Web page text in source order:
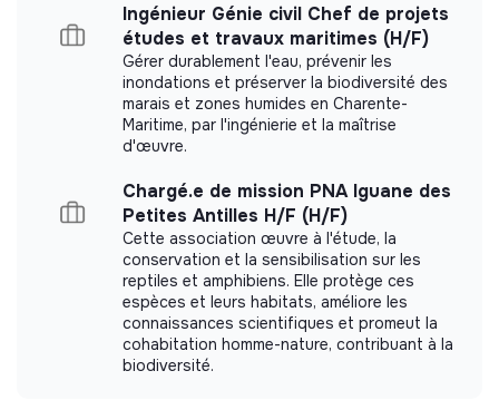
ainsi sa volonté de prohiber toute forme de
discrimination et s’engage auprès de ses salariés sur
des thèmes aussi divers que l’égalité femmes/hommes,
l’emploi des seniors, le handicap, l'orientation sexuelle, le
De même, engagée sur les sujets sociétaux, la Croix-
Rouge française inscrit dans sa stratégie deux
engagements ambitieux en faveur de l’environnement.
Avec pour double objectif de sensibiliser et outiller
100% de ses volontaires aux conséquences du
changement climatique et de réduire de moitié son
empreinte carbone à l’horizon 2030.
Date de prise de poste souhaitée
Ingénieur Génie civil Chef de projets
études et travaux maritimes (H/F)
Gérer durablement l'eau, prévenir les
inondations et préserver la biodiversité des
marais et zones humides en Charente-
Maritime, par l'ingénierie et la maîtrise
d'œuvre.
Chargé.e de mission PNA Iguane des
Petites Antilles H/F (H/F)
Cette association œuvre à l'étude, la
conservation et la sensibilisation sur les
reptiles et amphibiens. Elle protège ces
espèces et leurs habitats, améliore les
connaissances scientifiques et promeut la
cohabitation homme-nature, contribuant à la
biodiversité.